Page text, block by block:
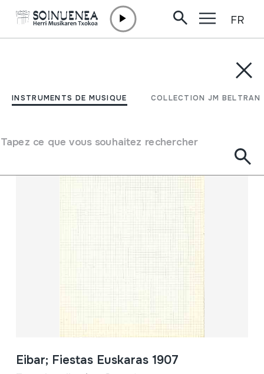
INSTRUMENTS DE MUSIQUE COLLECTION JM BELTRAN
Tapez ce que vous souhaitez rechercher
FR
COLLECTION JM BELTRAN
Filtrer
Eibar; Fiestas Euskaras 1907